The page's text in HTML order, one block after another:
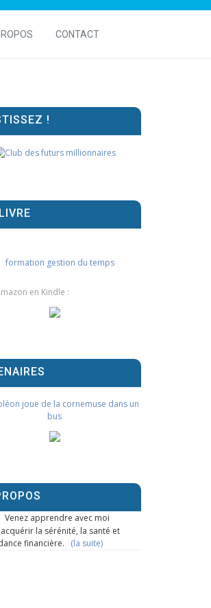
CONTACT
<i> <q cite=""> <strike> <strong>
!
en Kindle :
apprendre avec moi
la sérénité, la santé et
financière. (la suite)